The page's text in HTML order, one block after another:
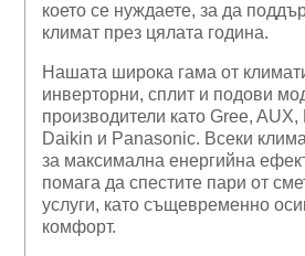
което се нуждаете, за да
климат през цялата година.
Нашата широка гама от
инверторни, сплит и подови
производители като Gree,
Daikin и Panasonic. Всеки
за максимална енергийна
помага да спестите пари от
услуги, като същевременно
комфорт.